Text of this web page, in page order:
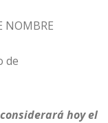
NOMBRE
de
hoy el